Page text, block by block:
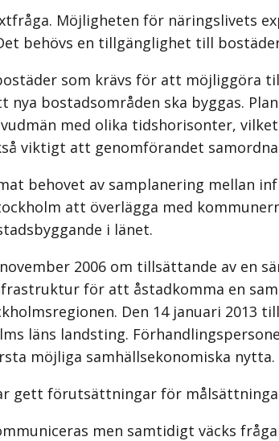
Möjligheten för näringslivets
behövs en tillgänglighet till
som krävs för att möjliggöra
bostadsområden ska byggas.
med olika tidshorisonter,
viktigt att genomförandet
behovet av samplanering mellan
att överlägga med
i länet.
2006 om tillsättande av
för att åstadkomma en
Den 14 januari
läns landsting.
möjliga samhällsekonomiska nytta.
gett förutsättningar för
men samtidigt väcks